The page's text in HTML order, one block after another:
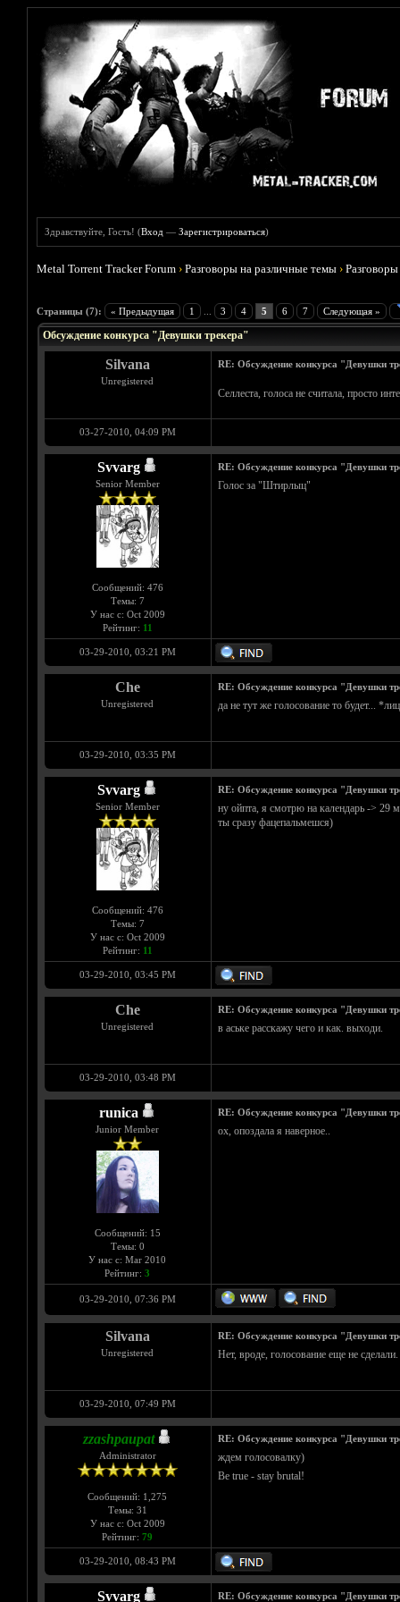
Здравствуйте, Гость! (Вход —Зарегистрироваться)
Metal Torrent Tracker Forum ›Разговоры на различные темы ›
Страницы (7): « Предыдущая 1 3 4 5 6 7 Следующая »
Голосов: 0 - Средняя оценка: 0
1
2
3
4
5
Обсуждение конкурса "Девушки трекера"
Silvana
Unregistered
RE: Обсуждение конкурса "Девушки
Селлеста, голоса не считала, просто
03-27-2010, 04:09 PM
Svvarg
Senior Member
Сообщений: 476
Темы: 7
У нас с: Oct 2009
Рейтинг: 11
RE: Обсуждение конкурса "Девушки
Голос за "Штирлыц"
03-29-2010, 03:21 PM
Che
Unregistered
RE: Обсуждение конкурса "Девушки
да не тут же голосование то будет...
03-29-2010, 03:35 PM
Svvarg
Senior Member
Сообщений: 476
Темы: 7
У нас с: Oct 2009
Рейтинг: 11
RE: Обсуждение конкурса "Девушки
ну ойпта, я смотрю на календарь -> 29
ты сразу фацепальмешся)
03-29-2010, 03:45 PM
Che
Unregistered
RE: Обсуждение конкурса "Девушки
в аське расскажу чего и как. выходи.
03-29-2010, 03:48 PM
runica
Junior Member
Сообщений: 15
Темы: 0
У нас с: Mar 2010
Рейтинг: 3
RE: Обсуждение конкурса "Девушки
ох, опоздала я наверное..
03-29-2010, 07:36 PM
Silvana
Unregistered
RE: Обсуждение конкурса "Девушки
Нет, вроде, голосование еще не сделали.
03-29-2010, 07:49 PM
zzashpaupat
Administrator
Сообщений: 1,275
Темы: 31
У нас с: Oct 2009
Рейтинг: 79
RE: Обсуждение конкурса "Девушки
ждем голосовалку)
Be true - stay brutal!
03-29-2010, 08:43 PM
Svvarg RE: Обсуждение конкурса "Девушки